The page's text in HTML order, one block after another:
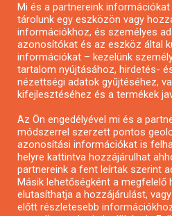
Pályázatírás civil
Pályázatírás
Pályázatfigyelés
Specifikus pályázatfigyelés
Pályázatok
Pályázatok civil
Pályázatok vállalkozásoknak
Mi és a partnereink
tárolunk egy eszközön vagy
információkhoz, és személyes
azonosítókat és az eszköz által
információkat – kezelünk
tartalom nyújtásához, hirdetés-
nézettségi adatok gyűjtéséhez,
kifejlesztéséhez és a termékek
Az Ön engedélyével mi és a
módszerrel szerzett pontos
azonosítási információkat is
helyre kattintva hozzájárulhat
partnereink a fent leírtak szerint
Másik lehetőségként a megfelelő
elutasíthatja a hozzájárulást,
előtt részletesebb